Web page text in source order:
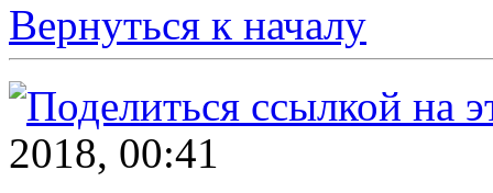
Вернуться к началу
2018, 00:41